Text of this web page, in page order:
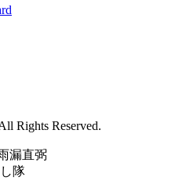
Rights Reserved.
隊